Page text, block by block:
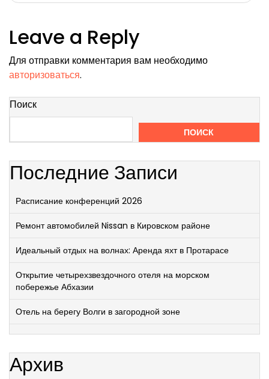
Leave a Reply
Для отправки комментария вам необходимо
авторизоваться.
Поиск
ПОИСК
Последние Записи
Расписание конференций 2026
Ремонт автомобилей Nissan в Кировском районе
Идеальный отдых на волнах: Аренда яхт в Протарасе
Открытие четырехзвездочного отеля на морском
побережье Абхазии
Отель на берегу Волги в загородной зоне
Архив